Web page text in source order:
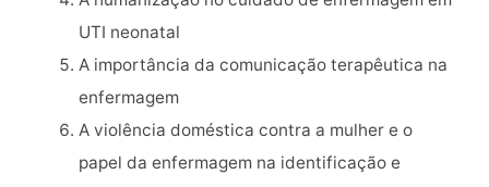
UTI neonatal
A importância da comunicação terapêutica na
enfermagem
A violência doméstica contra a mulher e o
papel da enfermagem na identificação e